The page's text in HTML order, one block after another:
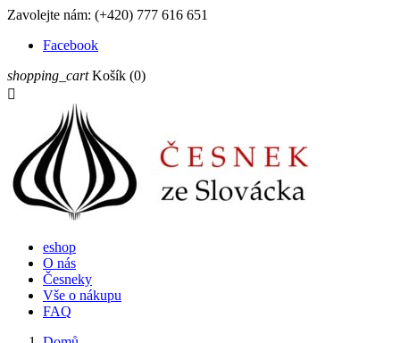
Zavolejte nám: (+420) 777 616 651
Facebook
shopping_cart Košík (0)

eshop
O nás
Česneky
Vše o nákupu
FAQ